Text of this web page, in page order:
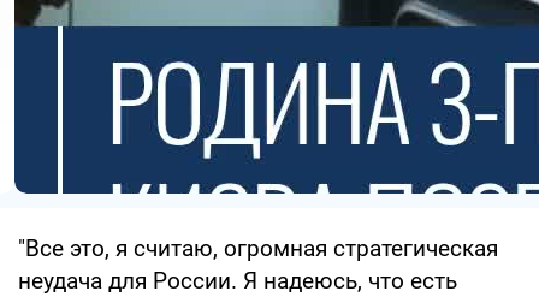
"Все это, я считаю, огромная стратегическая
неудача для России. Я надеюсь, что есть